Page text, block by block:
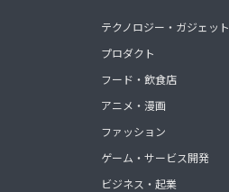
テクノロジー・ガジェット
プロダクト
フード・飲食店
アニメ・漫画
ファッション
ゲーム・サービス開発
ビジネス・起業